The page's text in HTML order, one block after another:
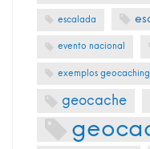
escalada
evento nacional
exemplos geocaching
geocache